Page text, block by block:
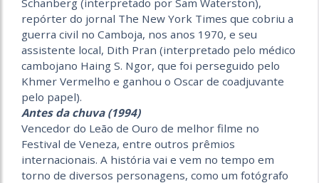
Schanberg (interpretado por Sam Waterston),
repórter do jornal The New York Times que cobriu a
guerra civil no Camboja, nos anos 1970, e seu
assistente local, Dith Pran (interpretado pelo médico
cambojano Haing S. Ngor, que foi perseguido pelo
Khmer Vermelho e ganhou o Oscar de coadjuvante
pelo papel).
Antes da chuva (1994)
Vencedor do Leão de Ouro de melhor filme no
Festival de Veneza, entre outros prêmios
internacionais. A história vai e vem no tempo em
torno de diversos personagens, como um fotógrafo